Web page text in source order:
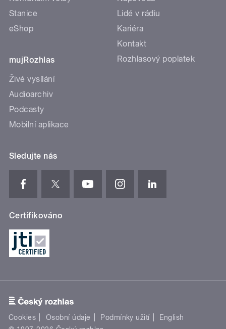
Stanice
eShop
mujRozhlas
Živé vysílání
Audioarchiv
Podcasty
Mobilní aplikace
Lidé v rádiu
Kariéra
Kontakt
Rozhlasový poplatek
Sledujte nás
Certifikováno
Cookies Osobní údaje Podmínky užití
English